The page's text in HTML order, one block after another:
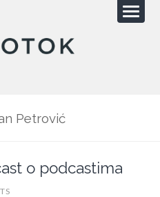
Petrović
o podcastima